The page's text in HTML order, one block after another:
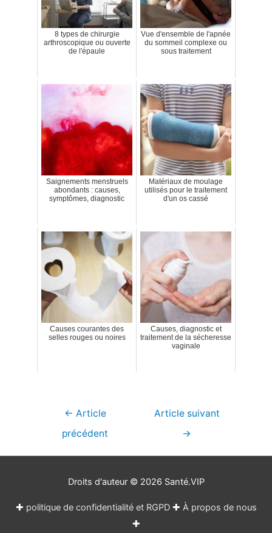
8 types de chirurgie
arthroscopique ou ouverte
de l'épaule
Vue d'ensemble de l'apnée
du sommeil complexe ou
sous traitement
Saignements menstruels
abondants : causes,
symptômes, diagnostic
Matériaux de moulage
utilisés pour le traitement
d'un os cassé
Causes courantes des
selles rouges ou noires
Causes, diagnostic et
traitement de la sécheresse
vaginale
Navigation
← Article
précédent
Article suivant
→
Droits d'auteur © 2026 Santé.VIP
✚ politique de confidentialité et RGPD✚ À propos de nous
✚